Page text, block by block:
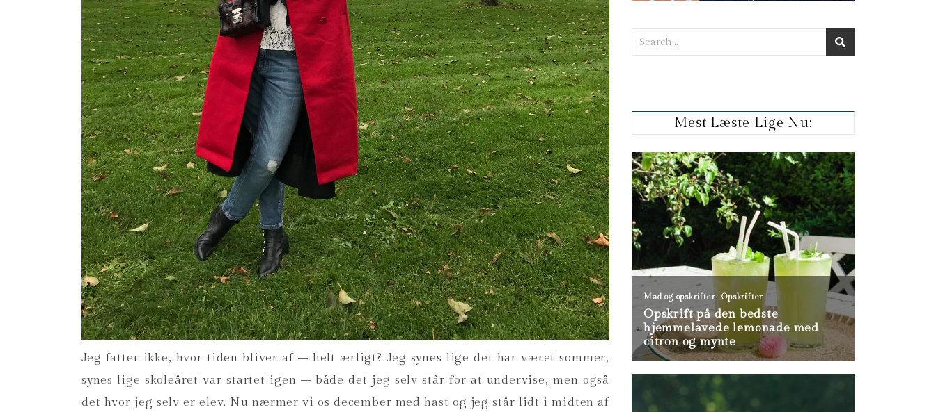
Jeg fatter ikke, hvor tiden bliver af – helt ærligt? Jeg synes lige det har været sommer,
synes lige skoleåret var startet igen – både det jeg selv står for at undervise, men også
det hvor jeg selv er elev. Nu nærmer vi os december med hast og jeg står lidt i midten af
Mest Læste Lige Nu: